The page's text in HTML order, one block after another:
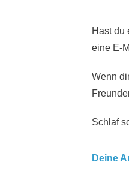
Hast du
eine E-
Wenn
Schlaf
Deine